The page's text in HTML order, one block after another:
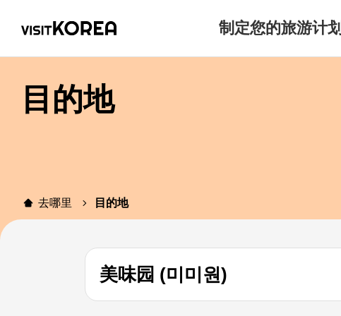
制定您的旅游计划
目的地
去哪里 目的地
美味园 (미미원)